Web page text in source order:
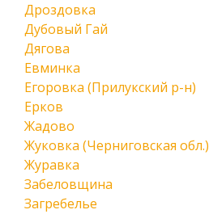
Дроздовка
Дубовый Гай
Дягова
Евминка
Егоровка (Прилукский р-н)
Ерков
Жадово
Жуковка (Черниговская обл.)
Журавка
Забеловщина
Загребелье